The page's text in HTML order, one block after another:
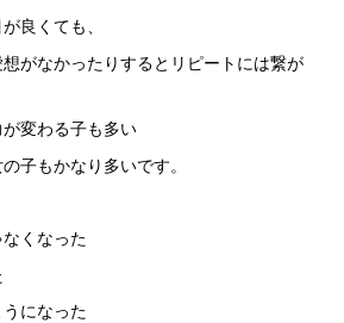
良くても、
がなかったりするとリピートには繋が
変わる子も多い
子もかなり多いです。
なくなった
うになった